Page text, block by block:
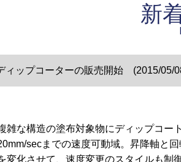
新
ィップコーターの販売開始 (2015/05/
雑な構造の塗布対象物にディップコー
secまでの速度可動域。昇降軸と
変化させて、速度変更のスタイルも制